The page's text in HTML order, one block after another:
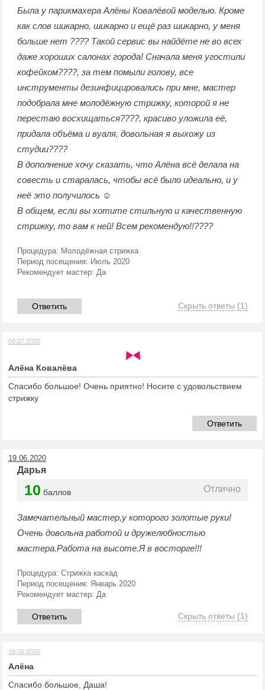
Была у парикмахера Алёны Ковалёвой моделью. Кроме
как слов шикарно, шикарно и ещё раз шикарно, у меня
больше нет ???? Такой сервис вы найдёте не во всех
даже хороших салонах города! Сначала меня угостили
кофейком????, за тем помыли голову, все
инструменты дезинфицировались при мне, мастер
подобрала мне молодёжную стрижку, которой я не
перестаю восхищаться????, красиво уложила её,
придала объёма и вуаля, довольная я выхожу из
студии????
В дополнение хочу сказать, что Алёна всё делала на
совесть и старалась, чтобы всё было идеально, и у
неё это получилось ☺️
В общем, если вы хотите стильную и качественную
стрижку, то вам к ней! Всем рекомендую!!????
Процедура: Молодёжная стрижка
Период посещения: Июль 2020
Рекомендует мастер: Да
Ответить Скрыть ответы (1)
08.07.2020
Алёна Ковалёва
Спасибо большое! Очень приятно! Носите с удовольствием
стрижку
Ответить
19.06.2020
Дарья
10 баллов Отлично
Замечательный мастер,у которого золотые руки!
Очень довольна работой и дружелюбностью
мастера.Работа на высоте.Я в восторге!!!
Процедура: Стрижка каскад
Период посещения: Январь 2020
Рекомендует мастер: Да
Ответить Скрыть ответы (1)
19.06.2020
Алёна
Спасибо большое, Даша!